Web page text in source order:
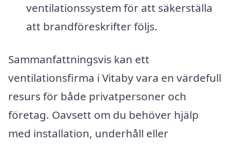
ventilationssystem för att säkerställa
att brandföreskrifter följs.
Sammanfattningsvis kan ett
ventilationsfirma i Vitaby vara en värdefull
resurs för både privatpersoner och
företag. Oavsett om du behöver hjälp
med installation, underhåll eller